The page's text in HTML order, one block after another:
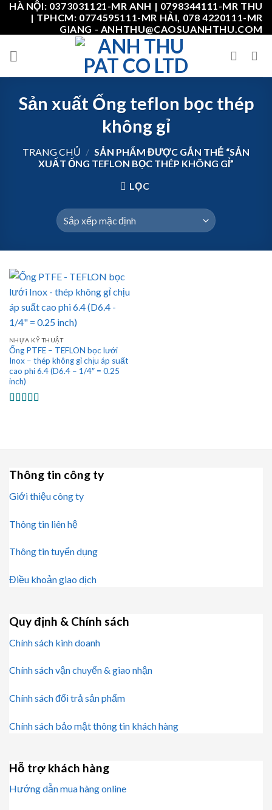
Skip
content
HÀ NỘI: 0373031121-MR ANH | 0798344111-MR THU
| TPHCM: 0774595111-MR HẢI, 078 4220111-MR
GIANG - ANHTHU@CAOSUANHTHU.COM
Sản xuất Ống teflon bọc thép
không gỉ
TRANG CHỦ / SẢN PHẨM ĐƯỢC GẮN THẺ “SẢN
XUẤT ỐNG TEFLON BỌC THÉP KHÔNG GỈ”
LỌC
NHỰA KỸ THUẬT
Ống PTFE – TEFLON bọc lưới
Inox – thép không gỉ chịu áp suất
cao phi 6.4 (D6.4 – 1/4″ = 0.25
inch)
Thông tin công ty
Giới thiệu công ty
Thông tin liên hệ
Thông tin tuyển dụng
Điều khoản giao dịch
Quy định & Chính sách
Chính sách kinh doanh
Chính sách vận chuyển & giao nhận
Chính sách đổi trả sản phẩm
Chính sách bảo mật thông tin khách hàng
Hỗ trợ khách hàng
Hướng dẫn mua hàng online